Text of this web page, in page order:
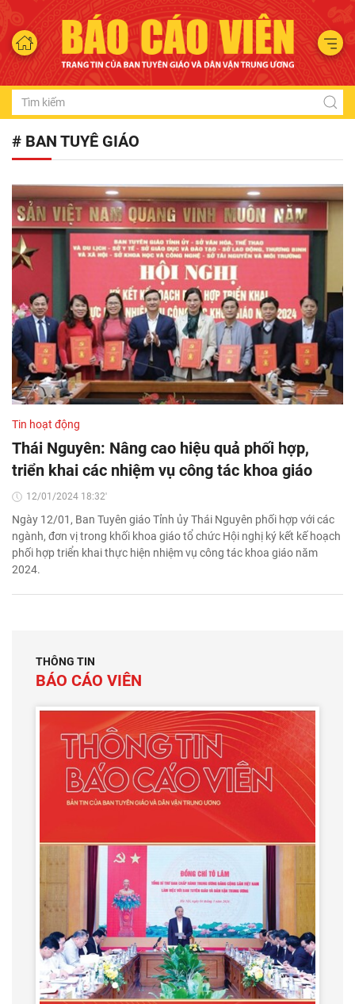
# BAN TUYÊ GIÁO
Tin hoạt động
Thái Nguyên: Nâng cao hiệu quả phối hợp,
triển khai các nhiệm vụ công tác khoa giáo
12/01/2024 18:32'
Ngày 12/01, Ban Tuyên giáo Tỉnh ủy Thái Nguyên phối hợp với các
ngành, đơn vị trong khối khoa giáo tổ chức Hội nghị ký kết kế hoạch
phối hợp triển khai thực hiện nhiệm vụ công tác khoa giáo năm
2024.
THÔNG TIN
BÁO CÁO VIÊN